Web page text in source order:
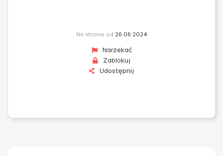
Na stronie od 26.06.2024
Narzekać
Zablokuj
Udostępnij